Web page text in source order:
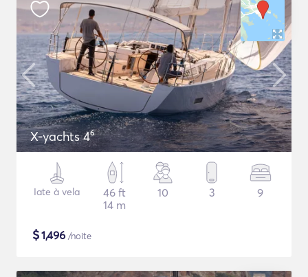
X-yachts 4⁶
Iate à vela
46 ft
14 m
10 3 9
$1,496 /noite